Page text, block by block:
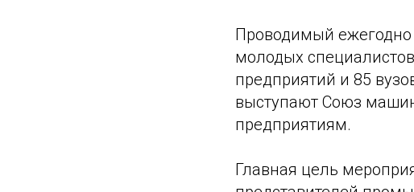
Проводимый ежегодно
молодых
предприятий и 85
выступают Союз
предприятиям.
Главная цель